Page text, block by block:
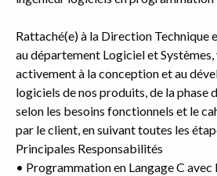
Rattaché(e) à la Direction Technique
au département Logiciel et
activement à la conception et au
logiciels de nos produits, de la phase
selon les besoins fonctionnels et le
par le client, en suivant toutes les
Principales Responsabilités
• Programmation en Langage C avec